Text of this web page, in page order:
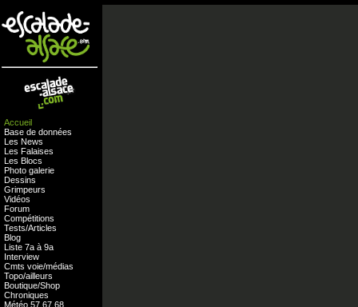
Accueil
Base de données
Les News
Les Falaises
Les Blocs
Photo galerie
Dessins
Grimpeurs
Vidéos
Forum
Compétitions
Tests/Articles
Blog
Liste 7a à 9a
Interview
Cmts voie/médias
Topo/ailleurs
Boutique/Shop
Chroniques
Météo 57 67 68